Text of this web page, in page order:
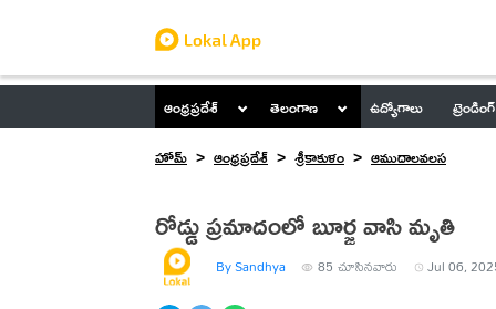
ఆంధ్రప్రదేశ్ తెలంగాణ ఉద్యోగాలు
ట్రెండింగ్
హోమ్
ఆంధ్రప్రదేశ్ శ్రీకాకుళం ఆముదాలవలస
రోడ్డు ప్రమాదంలో బూర్జ వాసి మృతి
By Sandhya 85 చూసినవారు Jul 06,